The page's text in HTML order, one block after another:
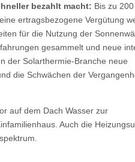
bezahlt macht: Bis zu
ertragsbezogene Vergütung
für die Nutzung der
gesammelt und neue
der Solarthermie-Branche neue
die Schwächen der
auf dem Dach Wasser zur
Auch die